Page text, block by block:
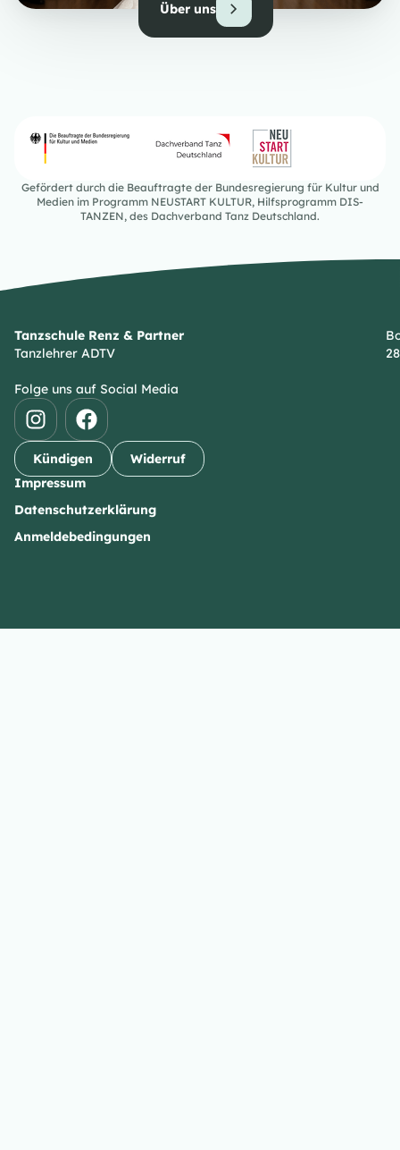
Über uns
Gefördert durch die Beauftragte der Bundesregierung für Kultur und
Medien im Programm NEUSTART KULTUR, Hilfsprogramm DIS-
TANZEN, des Dachverband Tanz Deutschland.
Tanzschule Renz & Partner
Tanzlehrer ADTV
Folge uns auf Social Media
Kündigen
Widerruf
Impressum
Datenschutzerklärung
Anmeldebedingungen